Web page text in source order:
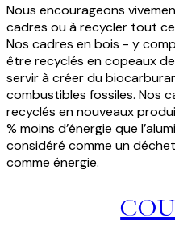
Nous encourageons
cadres ou à recycler tout
Nos cadres en bois - y
être recyclés en copeaux
servir à créer du
combustibles fossiles. Nos
recyclés en nouveaux
% moins d’énergie que
considéré comme un
comme énergie.